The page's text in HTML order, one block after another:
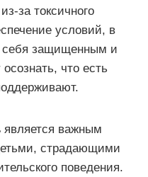
за токсичного
условий, в
себя защищенным и
что есть
является важным
страдающими
поведения.